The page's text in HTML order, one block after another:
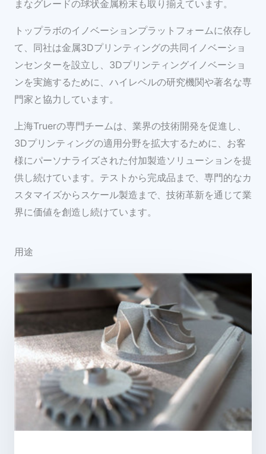
まなグレードの球状金属粉末も取り揃えています。
トップラボのイノベーションプラットフォームに依存し
て、同社は金属3Dプリンティングの共同イノベーショ
ンセンターを設立し、3Dプリンティングイノベーショ
ンを実施するために、ハイレベルの研究機関や著名な専
門家と協力しています。
上海Truerの専門チームは、業界の技術開発を促進し、
3Dプリンティングの適用分野を拡大するために、お客
様にパーソナライズされた付加製造ソリューションを提
供し続けています。テストから完成品まで、専門的なカ
スタマイズからスケール製造まで、技術革新を通じて業
界に価値を創造し続けています。
用途